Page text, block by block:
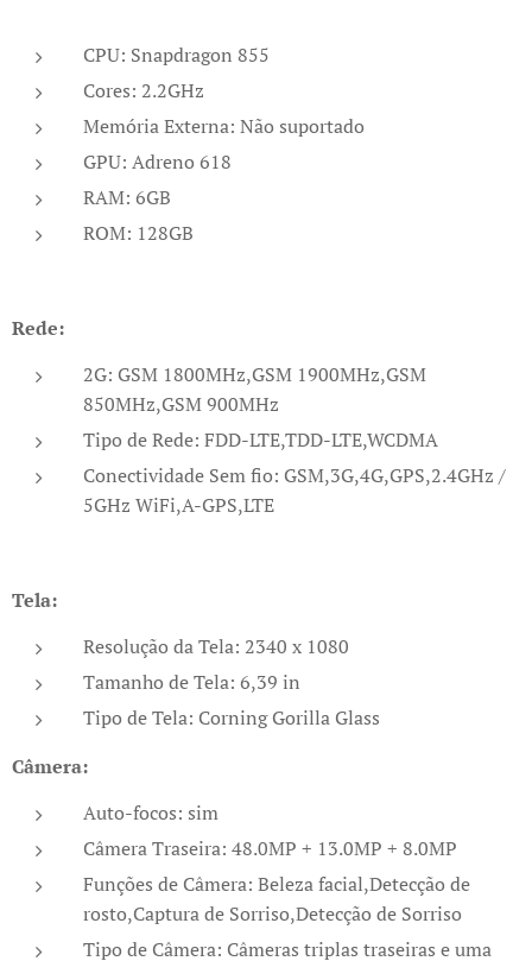
CPU: Snapdragon 855
Cores: 2.2GHz
Memória Externa: Não suportado
GPU: Adreno 618
RAM: 6GB
ROM: 128GB
Rede:
2G: GSM 1800MHz,GSM 1900MHz,GSM
850MHz,GSM 900MHz
Tipo de Rede: FDD-LTE,TDD-LTE,WCDMA
Conectividade Sem fio: GSM,3G,4G,GPS,2.4GHz /
5GHz WiFi,A-GPS,LTE
Tela:
Resolução da Tela: 2340 x 1080
Tamanho de Tela: 6,39 in
Tipo de Tela: Corning Gorilla Glass
Câmera:
Auto-focos: sim
Câmera Traseira: 48.0MP + 13.0MP + 8.0MP
Funções de Câmera: Beleza facial,Detecção de
rosto,Captura de Sorriso,Detecção de Sorriso
Tipo de Câmera: Câmeras triplas traseiras e uma